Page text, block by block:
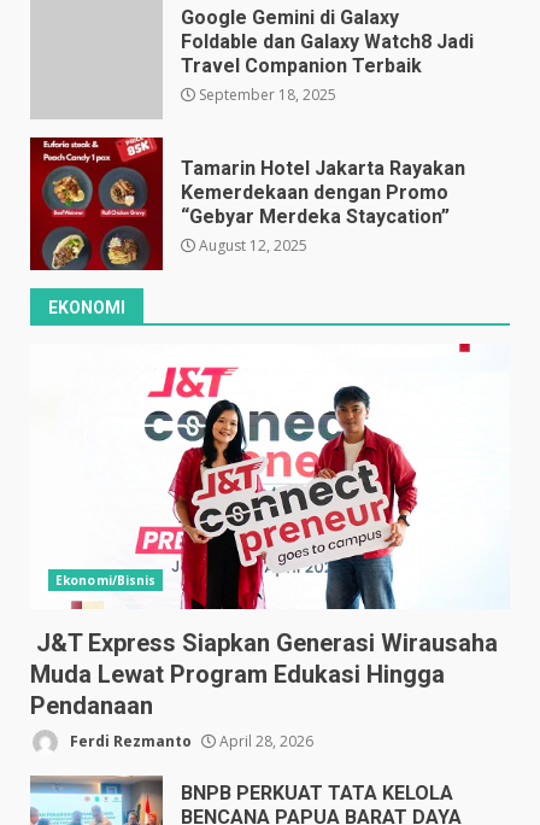
Google Gemini di Galaxy
Foldable dan Galaxy Watch8 Jadi
Travel Companion Terbaik
September 18, 2025
Tamarin Hotel Jakarta Rayakan
Kemerdekaan dengan Promo
“Gebyar Merdeka Staycation”
August 12, 2025
EKONOMI
Ekonomi/Bisnis
J&T Express Siapkan Generasi Wirausaha
Muda Lewat Program Edukasi Hingga
Pendanaan
Ferdi Rezmanto April 28, 2026
BNPB PERKUAT TATA KELOLA
BENCANA PAPUA BARAT DAYA